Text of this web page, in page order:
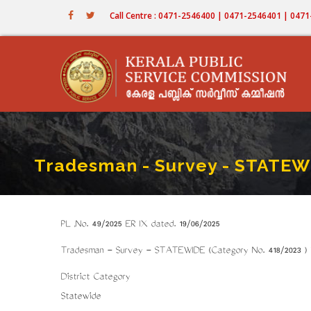
Call Centre : 0471-2546400 | 0471-2546401 |
Tradesman - Survey -
PL ,No. 49/2025 ER IX dated. 19/06/2025
Tradesman - Survey - STATEWIDE (Category No. 418/2023
District Category
Statewide